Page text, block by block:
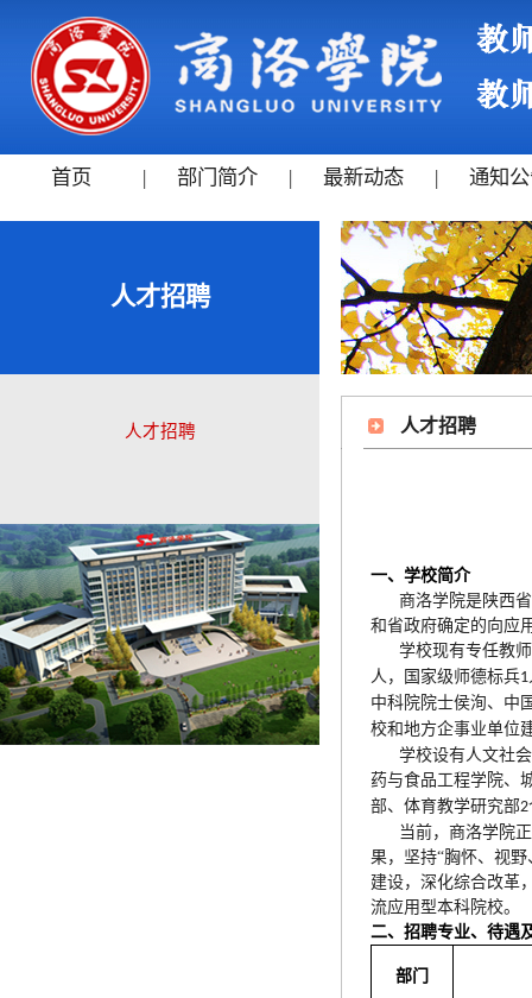
首页 | 部门简介 | 最新动态 | 通知
人才招聘
人才招聘 人才招聘
一、学校简介
商洛学院是陕西
和省政府确定的向应
学校现有专任教师
人，国家级师德标兵1
中科院院士侯洵、中
校和地方企事业单位
学校设有人文社
药与食品工程学院、
部、体育教学研究部2
当前，商洛学院
果，坚持“胸怀、视野
建设，深化综合改革
流应用型本科院校。
二、招聘专业、待遇
部门